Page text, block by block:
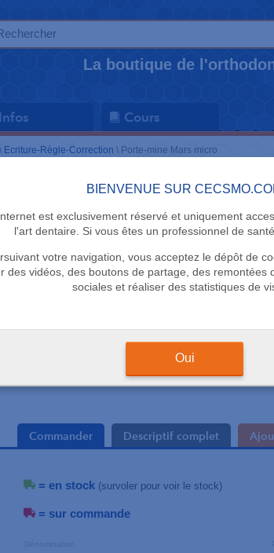
La boutique de
Infos Cours
BIENVENUE SUR
est exclusivement réservé et uniquement
l'art dentaire. Si vous êtes un professionnel de
votre navigation, vous acceptez le dépôt de
des vidéos, des boutons de partage, des remontées
sociales et réaliser des statistiques de
Oui
\ Ecriture-Règle-Correction \ Porte-mine Mars micro
Commander Descriptif complet
= en stock (survoler pour voir le stock)
= sur commande